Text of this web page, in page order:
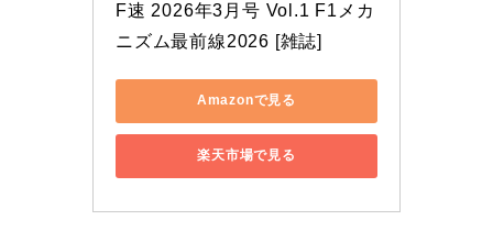
F速 2026年3月号 Vol.1 F1メカ
ニズム最前線2026 [雑誌]
Amazonで見る
楽天市場で見る